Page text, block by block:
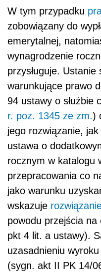
W tym przypadku
zobowiązany do
emerytalnej,
wynagrodzenie
przysługuje.
warunkujące prawo
94 ustawy o służbie
r. poz. 1345 ze zm.)
jego rozwiązanie,
ustawa o
rocznym w katalogu
przepracowania co
jako warunku
wskazuje
powodu przejścia
pkt 4 lit. a ustawy).
uzasadnieniu
(sygn. akt II PK 14/